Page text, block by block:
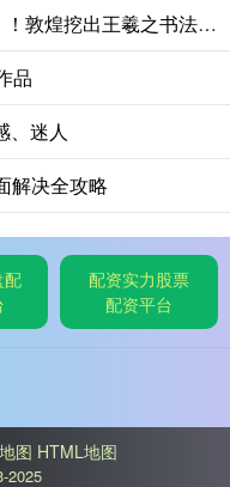
亿赢配资网 别再傻学《圣教序》！敦煌挖出王羲之书法，字字无损，揭露祖传笔法
品
、迷人
解决全攻略
配
配资实力股票
配资平台
图 HTML地图
2025